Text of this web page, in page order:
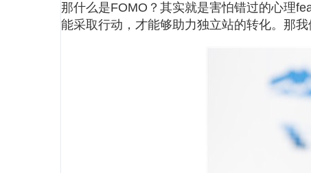
那什么是FOMO？其实就是害怕错过的心理
能采取行动，才能够助力独立站的转化。那